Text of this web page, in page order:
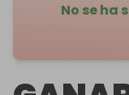
No se ha